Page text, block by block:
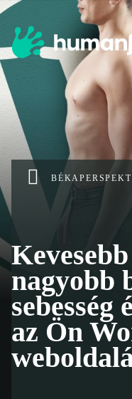
nagyobb
sebesség
az Ön